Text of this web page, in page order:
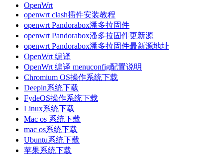
OpenWrt
openwrt clash插件安装教程
openwrt Pandorabox潘多拉固件
openwrt Pandorabox潘多拉固件更新源
openwrt Pandorabox潘多拉固件最新源地址
OpenWrt 编译
OpenWrt 编译 menuconfig配置说明
Chromium OS操作系统下载
Deepin系统下载
FydeOS操作系统下载
Linux系统下载
Mac os 系统下载
mac os系统下载
Ubuntu系统下载
苹果系统下载